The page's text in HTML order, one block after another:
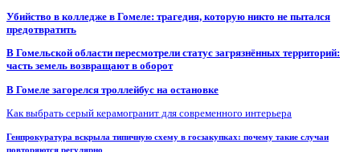
Убийство в колледже в Гомеле: трагедия, которую никто не пытался
предотвратить
В Гомельской области пересмотрели статус загрязнённых территорий:
часть земель возвращают в оборот
В Гомеле загорелся троллейбус на остановке
Как выбрать серый керамогранит для современного интерьера
Генпрокуратура вскрыла типичную схему в госзакупках: почему такие случаи
повторяются регулярно